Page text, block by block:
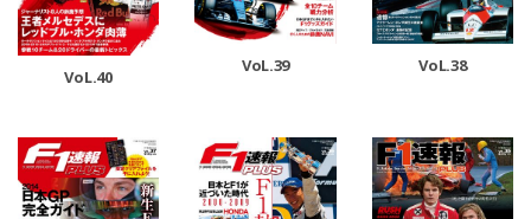
VoL.40
VoL.39 VoL.38